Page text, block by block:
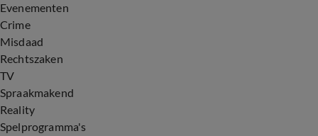
Evenementen
Crime
Misdaad
Rechtszaken
TV
Spraakmakend
Reality
Spelprogramma's